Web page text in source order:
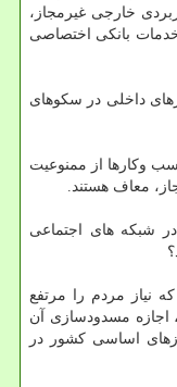
خارجی غیرمجاز،
۴) الزام ارائه خدمات بانکی اختصاصی
داخلی در سکوهای
وکارها از ممنوعیت
معاف هستند.
در شبکه های اجتماعی
نیاز مردم را مرتفع
اجازه مسدودسازی آن
اساسی کشور در